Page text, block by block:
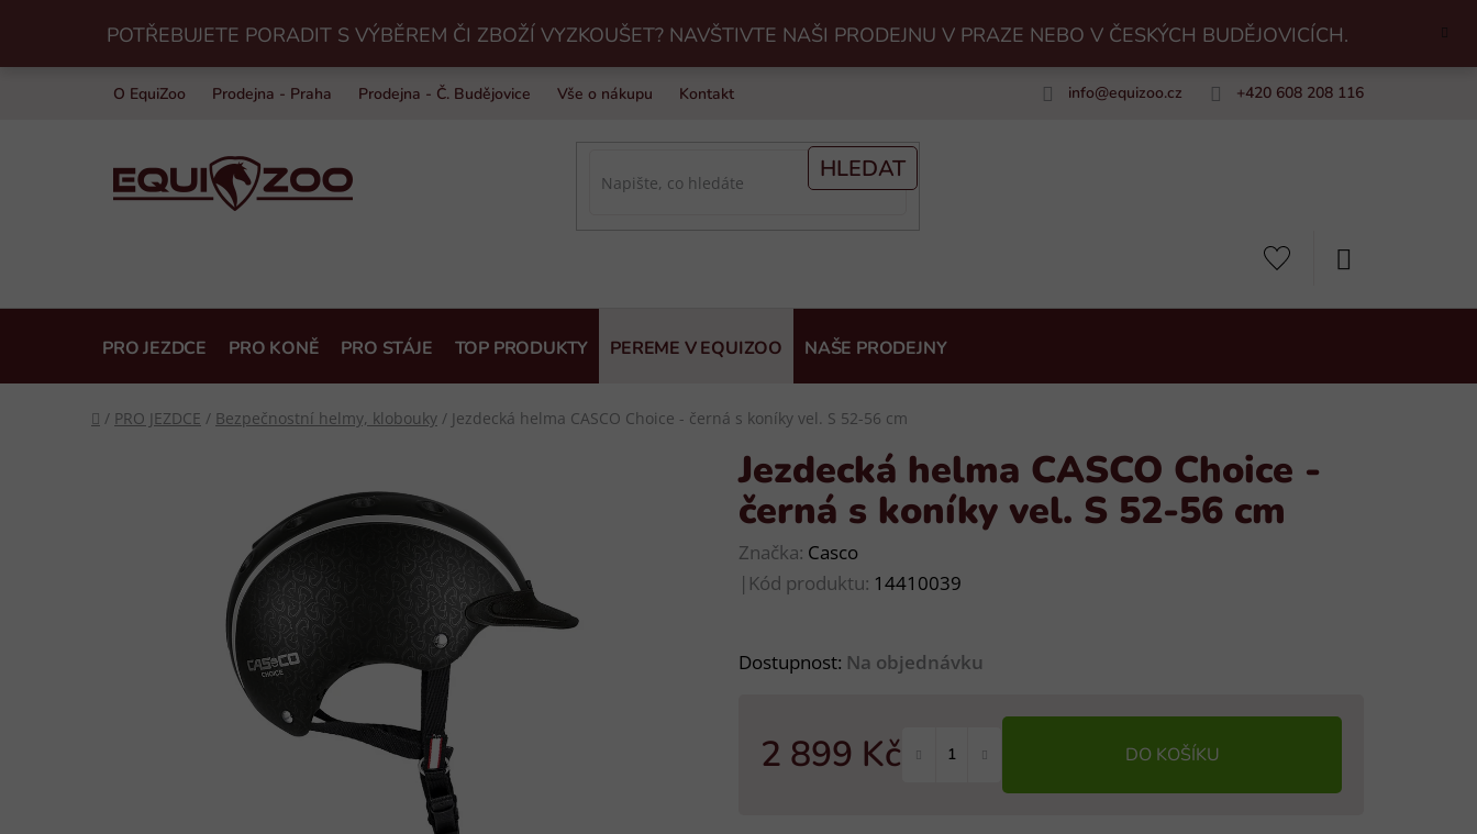
obsah
POTŘEBUJETE PORADIT S VÝBĚREM ČI ZBOŽÍ VYZKOUŠET? NAVŠTIVTE NAŠI PRODEJNU V PRAZE NEBO V ČESKÝCH BUDĚJOVICÍCH.
O EquiZoo Prodejna - Praha Prodejna - Č. Budějovice Vše o nákupu Kontakt info@equizoo.cz +420 608 208 116
HLEDAT
PRO JEZDCE PRO KONĚ PRO STÁJE TOP PRODUKTY PEREME V EQUIZOO NAŠE PRODEJNY
Domů
/ PRO JEZDCE / Bezpečnostní helmy, klobouky / Jezdecká helma CASCO Choice - černá s koníky vel. S 52-56 cm
Jezdecká helma CASCO Choice -
černá s koníky vel. S 52-56 cm
Značka: Casco
| Kód produktu: 14410039
Dostupnost: Na objednávku
2 899 Kč DO KOŠÍKU